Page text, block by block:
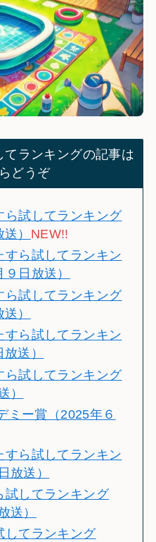
ランキングの記事は
どうぞ
ら試してランキング
） NEW!!
すら試してランキン
日放送）
ら試してランキング
）
すら試してランキン
送）
ら試してランキング
）
ミー賞（2025年６
ら試してランキン
放送）
試してランキング
送）
してランキング